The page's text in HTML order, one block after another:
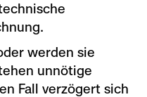
werden sie
unnötige
Fall verzögert sich